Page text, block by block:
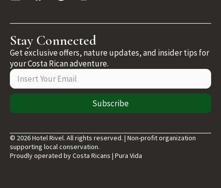
Stay Connected
Get exclusive offers, nature updates, and insider tips for
your Costa Rican adventure.
Subscribe
© 2026 Hotel Rivel. All rights reserved. | Non-profit organization
supporting local conservation.
Proudly operated by Costa Ricans | Pura Vida